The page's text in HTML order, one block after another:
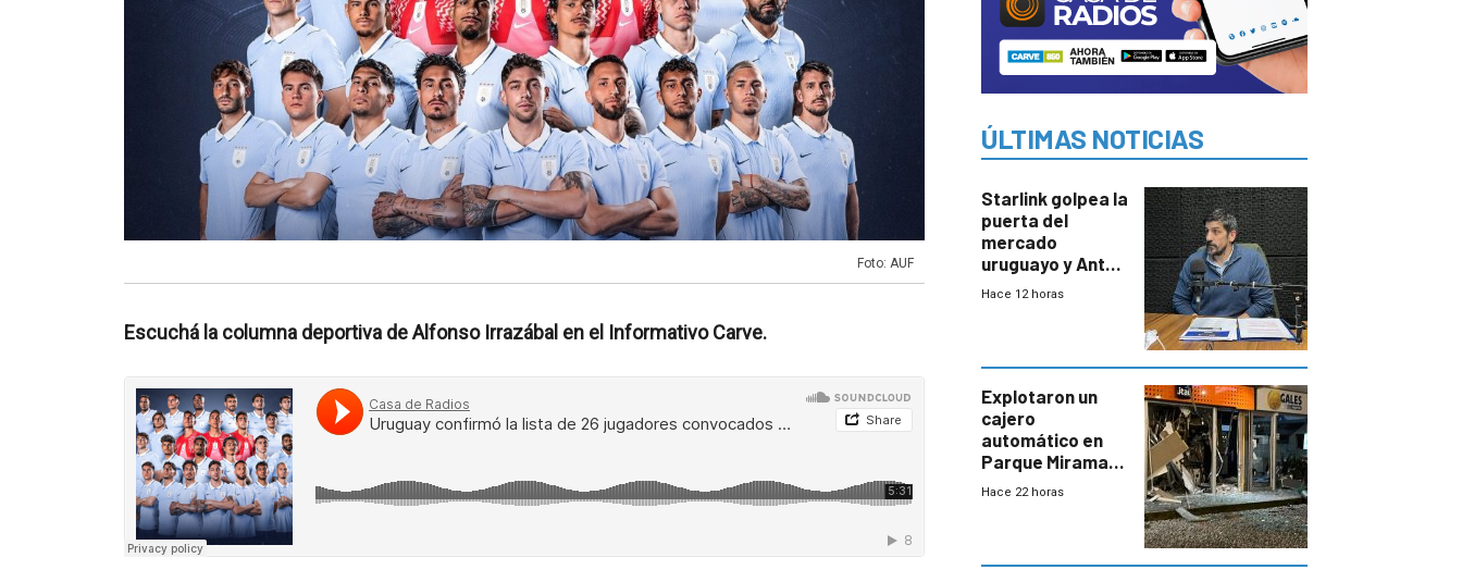
Foto: AUF
Escuchá la columna deportiva de Alfonso Irrazábal en el Informativo Carve.
ÚLTIMAS NOTICIAS
Starlink golpea la
puerta del
mercado
uruguayo y Antel
responde:
con mayor
miedo”
Hace 12 horas
Explotaron un
cajero
automático en
Parque Miramar;
hay 3 detenidos
Hace 22 horas